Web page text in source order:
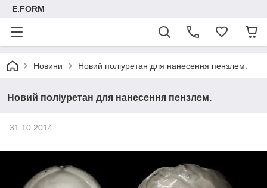
E.FORM
Новини Новий поліуретан для нанесення пензлем.
Новий поліуретан для нанесення пензлем.
31.10.2014